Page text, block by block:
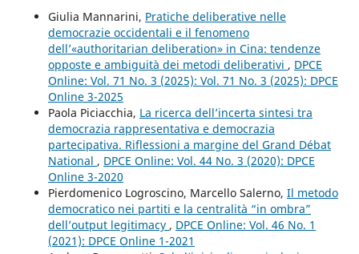
Giulia Mannarini, Pratiche deliberative nelle
democrazie occidentali e il fenomeno
dell’«authoritarian deliberation» in Cina: tendenze
opposte e ambiguità dei metodi deliberativi , DPCE
Online: Vol. 71 No. 3 (2025): Vol. 71 No. 3 (2025): DPCE
Online 3-2025
Paola Piciacchia, La ricerca dell’incerta sintesi tra
democrazia rappresentativa e democrazia
partecipativa. Riflessioni a margine del Grand Débat
National , DPCE Online: Vol. 44 No. 3 (2020): DPCE
Online 3-2020
Pierdomenico Logroscino, Marcello Salerno, Il metodo
democratico nei partiti e la centralità “in ombra”
dell’output legitimacy , DPCE Online: Vol. 46 No. 1
(2021): DPCE Online 1-2021